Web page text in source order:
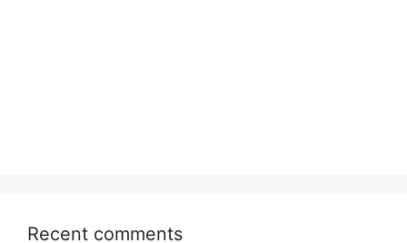
Recent comments